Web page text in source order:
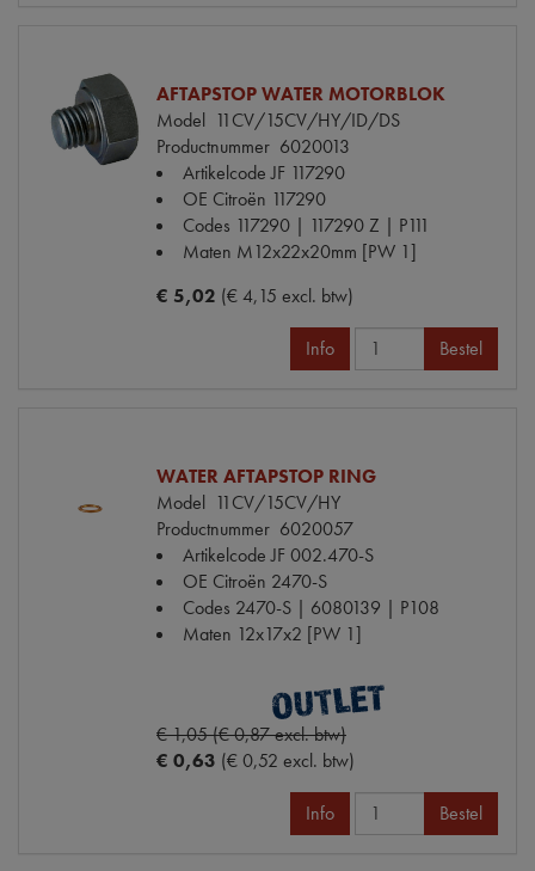
AFTAPSTOP WATER MOTORBLOK
Model 11CV/15CV/HY/ID/DS
Productnummer 6020013
Artikelcode JF 117290
OE Citroën 117290
Codes 117290 | 117290 Z | P111
Maten M12x22x20mm [PW 1]
€ 5,02 (€ 4,15 excl. btw)
Info Bestel
WATER AFTAPSTOP RING
Model 11CV/15CV/HY
Productnummer 6020057
Artikelcode JF002.470-S
OE Citroën 2470-S
Codes 2470-S | 6080139 | P108
Maten 12x17x2 [PW 1]
€ 1,05 (€ 0,87 excl. btw)
€ 0,63 (€ 0,52 excl. btw)
Info Bestel